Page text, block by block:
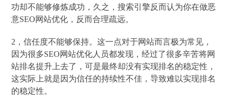
功却不能够修炼成功，久之，搜索引擎反而认为你在做恶
意SEO网站优化，反而合理疏远。
2，信任度不能够保持。这一点对于网站而言极为常见，
因为很多SEO网站优化人员都发现，经过了很多辛苦将网
站排名提升上去了，可是最终却没有实现排名的稳定性，
这实际上就是因为信任的持续性不佳，导致难以实现排名
的稳定性。